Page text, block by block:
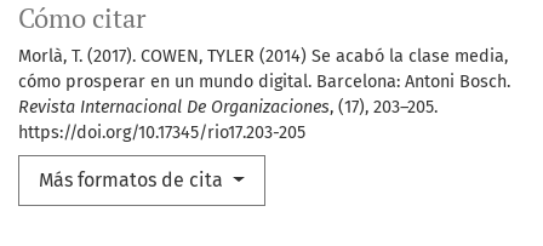
Cómo citar
Morlà, T. (2017). COWEN, TYLER (2014) Se acabó la clase media,
cómo prosperar en un mundo digital. Barcelona: Antoni Bosch.
Revista Internacional De Organizaciones, (17), 203–205.
https://doi.org/10.17345/rio17.203-205
Más formatos de cita